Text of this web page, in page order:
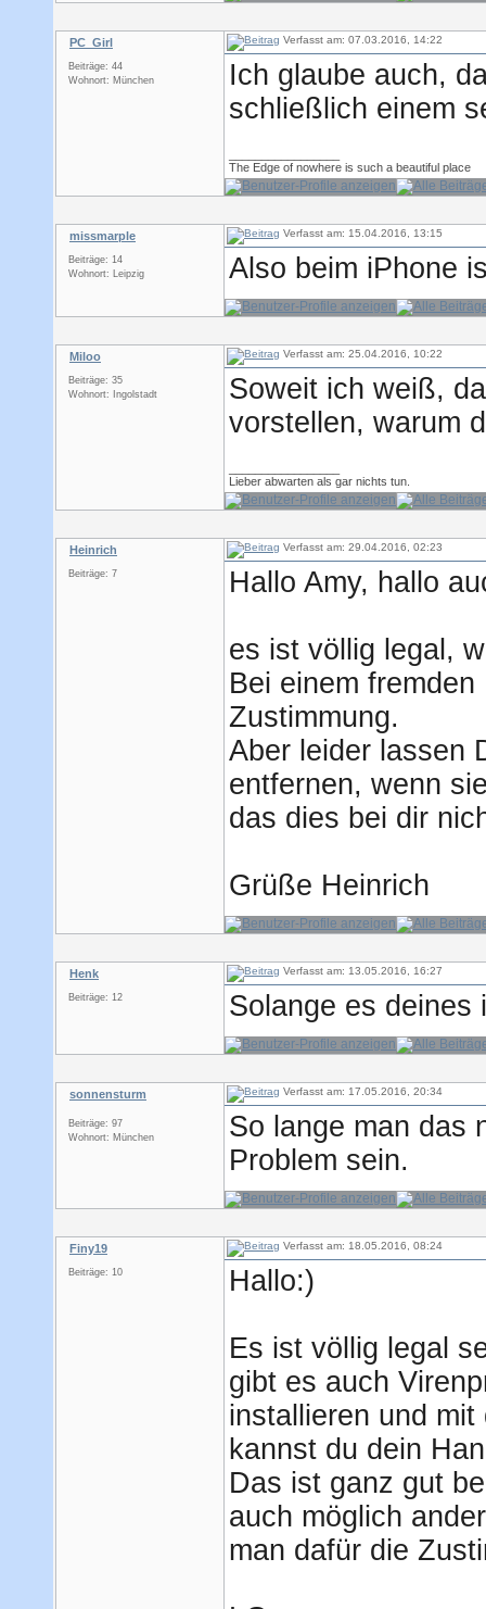
PC_Girl
Beiträge: 44
Wohnort: München
Verfasst am: 07.03.2016, 14:22
Ich glaube auch,
schließlich einem
The Edge of nowhere is such a beautiful place
missmarple
Beiträge: 14
Wohnort: Leipzig
Verfasst am: 15.04.2016, 13:15
Also beim iPhone
Miloo
Beiträge: 35
Wohnort: Ingolstadt
Verfasst am: 25.04.2016, 10:22
Soweit ich weiß,
vorstellen, warum
Lieber abwarten als gar nichts tun.
Heinrich
Beiträge: 7
Verfasst am: 29.04.2016, 02:23
Hallo Amy, hallo
es ist völlig legal,
Bei einem
Zustimmung.
Aber leider lassen
entfernen, wenn
das dies bei dir
Grüße Heinrich
Henk
Beiträge: 12
Verfasst am: 13.05.2016, 16:27
Solange es
sonnensturm
Beiträge: 97
Wohnort: München
Verfasst am: 17.05.2016, 20:34
So lange man das
Problem sein.
Finy19
Beiträge: 10
Verfasst am: 18.05.2016, 08:24
Hallo:)
Es ist völlig legal
gibt es auch
installieren und
kannst du dein
Das ist ganz gut
auch möglich
man dafür die